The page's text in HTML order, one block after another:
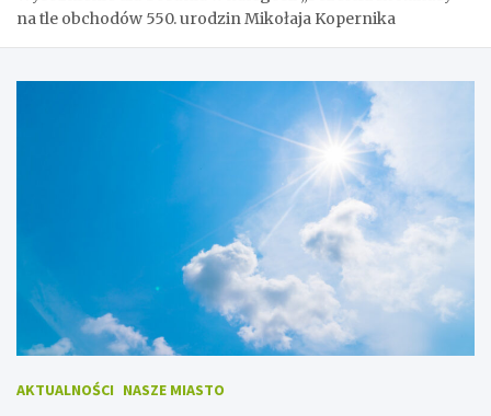
na tle obchodów 550. urodzin Mikołaja Kopernika
AKTUALNOŚCI NASZE MIASTO